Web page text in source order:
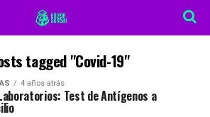
tagged "Covid-19"
4 años atrás
Test de Antígenos a